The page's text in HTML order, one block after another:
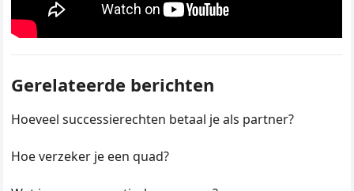
Gerelateerde berichten
Hoeveel successierechten betaal je als partner?
Hoe verzeker je een quad?